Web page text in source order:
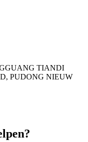
TIANDI
PUDONG NIEUW